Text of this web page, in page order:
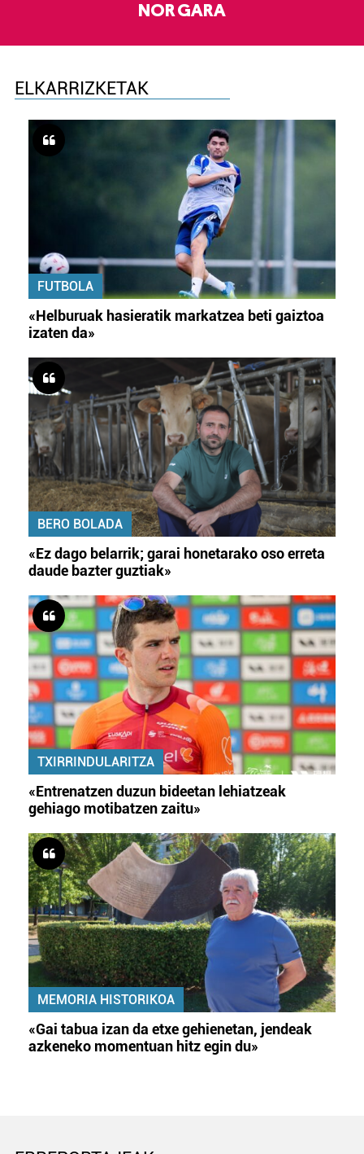
NOR GARA
ELKARRIZKETAK
FUTBOLA
«Helburuak hasieratik markatzea beti gaiztoa
izaten da»
BERO BOLADA
«Ez dago belarrik; garai honetarako oso erreta
daude bazter guztiak»
TXIRRINDULARITZA
«Entrenatzen duzun bideetan lehiatzeak
gehiago motibatzen zaitu»
MEMORIA HISTORIKOA
«Gai tabua izan da etxe gehienetan, jendeak
azkeneko momentuan hitz egin du»